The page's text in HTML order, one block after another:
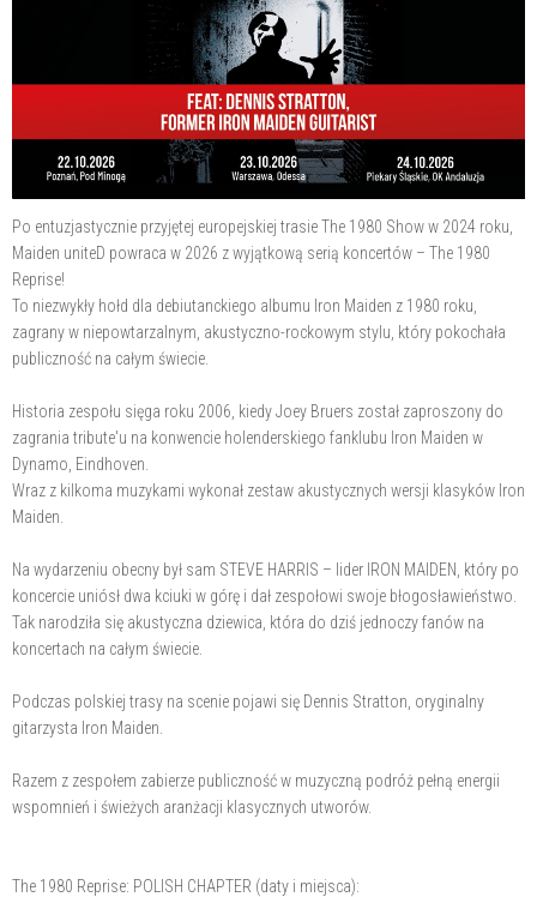
Po entuzjastycznie przyjętej europejskiej trasie The 1980 Show w 2024 roku,
Maiden uniteD powraca w 2026 z wyjątkową serią koncertów – The 1980
Reprise!
To niezwykły hołd dla debiutanckiego albumu Iron Maiden z 1980 roku,
zagrany w niepowtarzalnym, akustyczno-rockowym stylu, który pokochała
publiczność na całym świecie.
Historia zespołu sięga roku 2006, kiedy Joey Bruers został zaproszony do
zagrania tribute'u na konwencie holenderskiego fanklubu Iron Maiden w
Dynamo, Eindhoven.
Wraz z kilkoma muzykami wykonał zestaw akustycznych wersji klasyków Iron
Maiden.
Na wydarzeniu obecny był sam STEVE HARRIS – lider IRON MAIDEN, który po
koncercie uniósł dwa kciuki w górę i dał zespołowi swoje błogosławieństwo.
Tak narodziła się akustyczna dziewica, która do dziś jednoczy fanów na
koncertach na całym świecie.
Podczas polskiej trasy na scenie pojawi się Dennis Stratton, oryginalny
gitarzysta Iron Maiden.
Razem z zespołem zabierze publiczność w muzyczną podróż pełną energii
wspomnień i świeżych aranżacji klasycznych utworów.
The 1980 Reprise: POLISH CHAPTER (daty i miejsca):